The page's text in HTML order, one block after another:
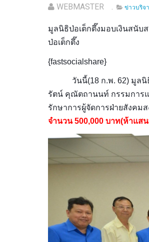
WEBMASTER ข่าวบริจ
มูลนิธิป่อเต็กตึ๊งมอบเงินสนับ
ป่อเต็กตึ๊ง
{fastsocialshare}
วันนี้(18 ก.พ. 62) มูลนิธิป่
รัตน์ คุณัตถานนท์ กรรมการ
รักษาการผู้จัดการฝ่ายสังคม
จำนวน 500,000 บาท(ห้าแส